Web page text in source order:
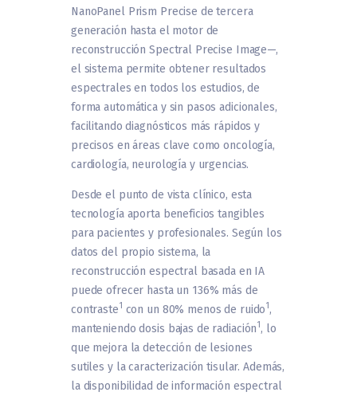
NanoPanel Prism Precise de tercera
generación hasta el motor de
reconstrucción Spectral Precise Image—,
el sistema permite obtener resultados
espectrales en todos los estudios, de
forma automática y sin pasos adicionales,
facilitando diagnósticos más rápidos y
precisos en áreas clave como oncología,
cardiología, neurología y urgencias.
Desde el punto de vista clínico, esta
tecnología aporta beneficios tangibles
para pacientes y profesionales. Según los
datos del propio sistema, la
reconstrucción espectral basada en IA
puede ofrecer hasta un 136% más de
contraste1 con un 80% menos de ruido1 ,
manteniendo dosis bajas de radiación1 , lo
que mejora la detección de lesiones
sutiles y la caracterización tisular. Además,
la disponibilidad de información espectral